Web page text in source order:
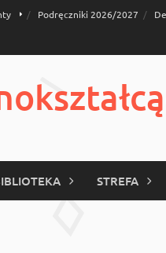
Podręczniki 2026/2027
STREFA